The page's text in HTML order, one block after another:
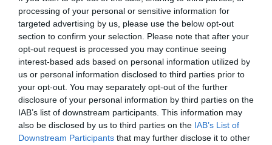
processing of your personal or sensitive information for
targeted advertising by us, please use the below opt-out
section to confirm your selection. Please note that after your
opt-out request is processed you may continue seeing
interest-based ads based on personal information utilized by
us or personal information disclosed to third parties prior to
your opt-out. You may separately opt-out of the further
disclosure of your personal information by third parties on the
IAB’s list of downstream participants. This information may
also be disclosed by us to third parties on the IAB’s List of
Downstream Participants that may further disclose it to other
Στο κρυστάλλινο ποτήρι της Riedel, το αρμόζον
για να πιει κανείς σωστά μια σαμπάνια, θα
σερβίρεται η εκλεπτυσμένη Perrier-Jouët, μία από
τις πιο εμβληματικές σαμπάνιες της Καμπανίας,
ενώ στο χέρι θα βρίσκεται ένα τυλιχτό με τα
περίφημα σουτζουκάκια – κεμπαπάκια της
Βόλβης. Το αποτέλεσμα; Ένας συνδυασμός που